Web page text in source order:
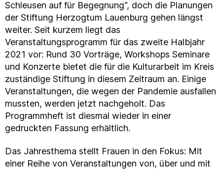
Schleusen auf für Begegnung“, doch die Planungen
der Stiftung Herzogtum Lauenburg gehen längst
weiter. Seit kurzem liegt das
Veranstaltungsprogramm für das zweite Halbjahr
2021 vor: Rund 30 Vorträge, Workshops Seminare
und Konzerte bietet die für die Kulturarbeit im Kreis
zuständige Stiftung in diesem Zeitraum an. Einige
Veranstaltungen, die wegen der Pandemie ausfallen
mussten, werden jetzt nachgeholt. Das
Programmheft ist diesmal wieder in einer
gedruckten Fassung erhältlich.
Das Jahresthema stellt Frauen in den Fokus: Mit
einer Reihe von Veranstaltungen von, über und mit